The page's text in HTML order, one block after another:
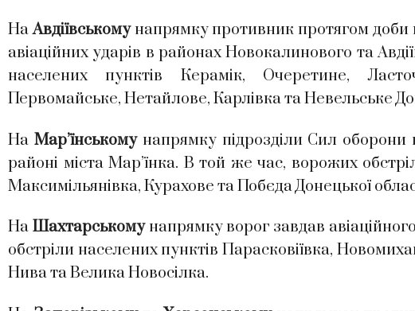
НаАвдіївськомунапрямку противник протягом доби
авіаційних ударів в районах Новокалинового та
населених пунктів Керамік, Очеретине,
Первомайське, Нетайлове, Карлівка та Невельське
На Мар’їнськомунапрямку підрозділи Сил оборони
районі міста Мар’їнка. В той же час, ворожих
Максимільянівка, Курахове та Побєда Донецької
На Шахтарськомунапрямку ворог завдав
обстріли населених пунктів Парасковіївка,
Нива та Велика Новосілка.